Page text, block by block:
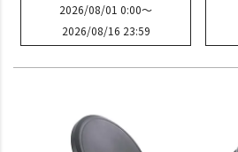
2026/08/01 0:00〜
2026/08/16 23:59